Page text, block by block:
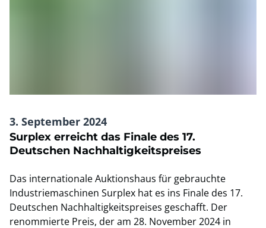
3. September 2024
Surplex erreicht das Finale des 17.
Deutschen Nachhaltigkeitspreises
Das internationale Auktionshaus für gebrauchte
Industriemaschinen Surplex hat es ins Finale des 17.
Deutschen Nachhaltigkeitspreises geschafft. Der
renommierte Preis, der am 28. November 2024 in